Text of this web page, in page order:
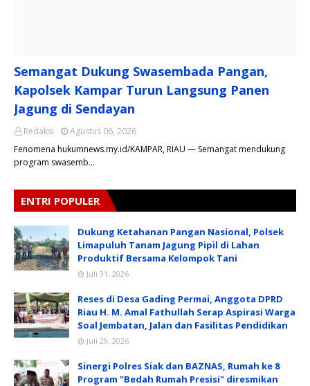
Semangat Dukung Swasembada Pangan,
Kapolsek Kampar Turun Langsung Panen
Jagung di Sendayan
Redaksi
Agustus 06, 2026
Fenomena hukumnews.my.id/KAMPAR, RIAU — Semangat mendukung
program swasemb…
ENTRI POPULER
Dukung Ketahanan Pangan Nasional, Polsek
Limapuluh Tanam Jagung Pipil di Lahan
Produktif Bersama Kelompok Tani
Juli 31, 2026
Reses di Desa Gading Permai, Anggota DPRD
Riau H. M. Amal Fathullah Serap Aspirasi Warga
Soal Jembatan, Jalan dan Fasilitas Pendidikan
Juli 29, 2026
Sinergi Polres Siak dan BAZNAS, Rumah ke 8
Program "Bedah Rumah Presisi" diresmikan